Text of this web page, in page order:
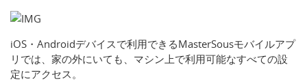
iOS・Androidデバイスで利用できるMasterSousモバイルアプ
リでは、家の外にいても、マシン上で利用可能なすべての設
定にアクセス。